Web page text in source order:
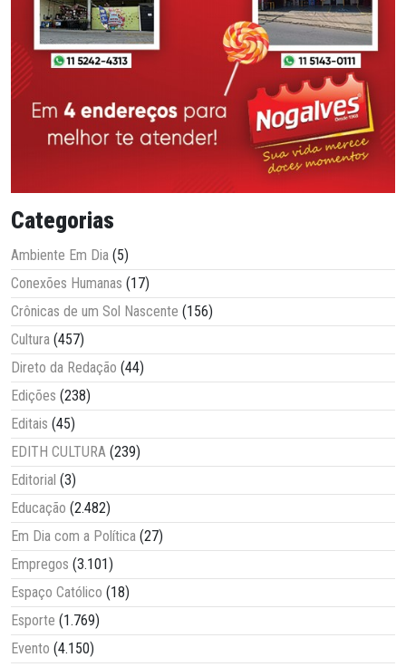
Categorias
Ambiente Em Dia (5)
Conexões Humanas (17)
Crônicas de um Sol Nascente (156)
Cultura (457)
Direto da Redação (44)
Edições (238)
Editais (45)
EDITH CULTURA (239)
Editorial (3)
Educação (2.482)
Em Dia com a Política (27)
Empregos (3.101)
Espaço Católico (18)
Esporte (1.769)
Evento (4.150)